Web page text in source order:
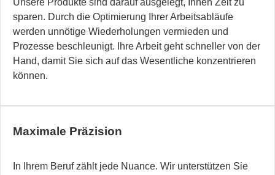
sparen. Durch die Optimierung Ihrer Arbeitsabläufe
werden unnötige Wiederholungen vermieden und
Prozesse beschleunigt. Ihre Arbeit geht schneller von der
Hand, damit Sie sich auf das Wesentliche konzentrieren
können.
Maximale Präzision
In Ihrem Beruf zählt jede Nuance. Wir unterstützen Sie